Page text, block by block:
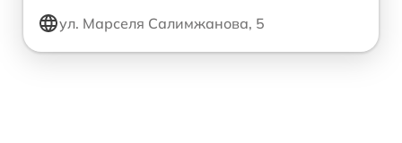
ул. Марселя Салимжанова, 5